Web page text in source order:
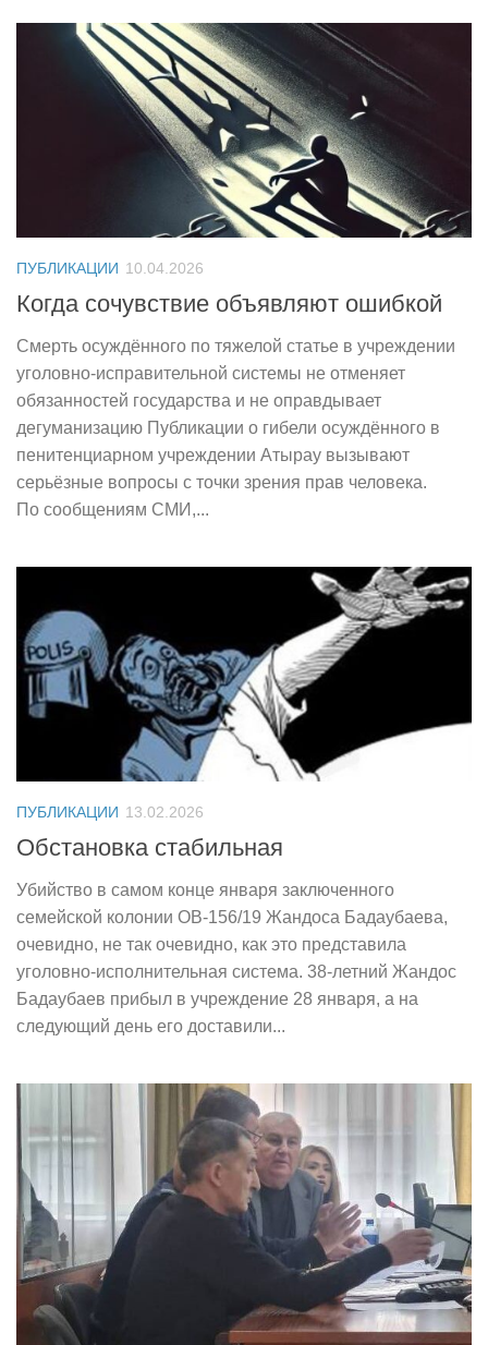
ПУБЛИКАЦИИ 10.04.2026
Когда сочувствие объявляют ошибкой
Смерть осуждённого по тяжелой статье в учреждении
уголовно-исправительной системы не отменяет
обязанностей государства и не оправдывает
дегуманизацию Публикации о гибели осуждённого в
пенитенциарном учреждении Атырау вызывают
серьёзные вопросы с точки зрения прав человека.
По сообщениям СМИ,...
ПУБЛИКАЦИИ 13.02.2026
Обстановка стабильная
Убийство в самом конце января заключенного
семейской колонии ОВ-156/19 Жандоса Бадаубаева,
очевидно, не так очевидно, как это представила
уголовно-исполнительная система. 38-летний Жандос
Бадаубаев прибыл в учреждение 28 января, а на
следующий день его доставили...